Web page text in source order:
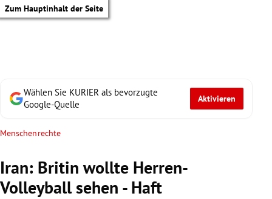
Zum Hauptinhalt der Seite
Wählen Sie KURIER als bevorzugte
Google-Quelle
Aktivieren
Menschenrechte
Iran: Britin wollte Herren-
Volleyball sehen - Haft